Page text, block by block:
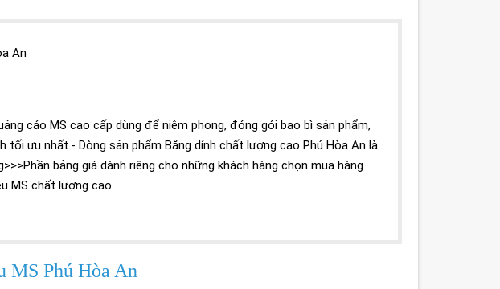
An
cáo MS cao cấp dùng để niêm phong, đóng gói bao bì sản phẩm,
ưu nhất.- Dòng sản phẩm Băng dính chất lượng cao Phú Hòa An là
bảng giá dành riêng cho những khách hàng chọn mua hàng
MS chất lượng cao
MS Phú Hòa An